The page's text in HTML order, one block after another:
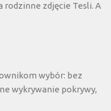
rodzinne zdjęcie Tesli. A
wybór: bez
wykrywanie pokrywy,